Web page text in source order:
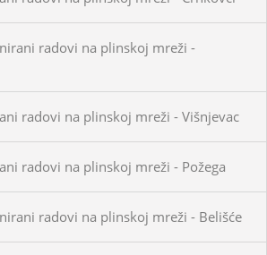
radovi na plinskoj mreži -
radovi na plinskoj mreži - Višnjevac
radovi na plinskoj mreži - Požega
radovi na plinskoj mreži - Belišće